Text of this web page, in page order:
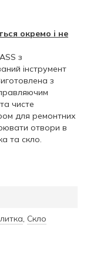
окремо і не
з
інструмент
з
чисте
для ремонтних
отвори в
та скло.
Скло